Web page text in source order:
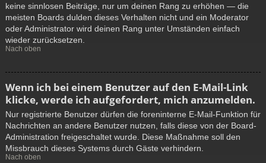
keine sinnlosen Beiträge, nur um deinen Rang zu erhöhen — die
meisten Boards dulden dieses Verhalten nicht und ein Moderator
oder Administrator wird deinen Rang unter Umständen einfach
wieder zurücksetzen.
Nach oben
Wenn ich bei einem Benutzer auf den E-Mail-Link
klicke, werde ich aufgefordert, mich anzumelden.
Nur registrierte Benutzer dürfen die foreninterne E-Mail-Funktion für
Nachrichten an andere Benutzer nutzen, falls diese von der Board-
Administration freigeschaltet wurde. Diese Maßnahme soll den
Missbrauch dieses Systems durch Gäste verhindern.
Nach oben